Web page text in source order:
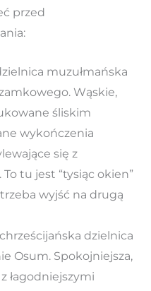
przed
muzułmańska
Wąskie,
śliskim
wykończenia
się z
tu jest “tysiąc okien”
wyjść na drugą
dzielnica
Osum. Spokojniejsza,
łagodniejszymi